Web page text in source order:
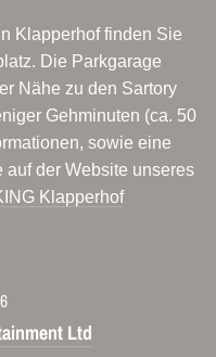
Klapperhof finden Sie
Die Parkgarage
Nähe zu den Sartory
Gehminuten (ca. 50
sowie eine
der Website unseres
Klapperhof
Ltd